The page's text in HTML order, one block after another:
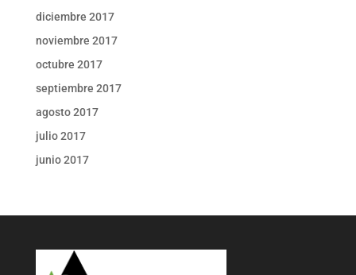
diciembre 2017
noviembre 2017
octubre 2017
septiembre 2017
agosto 2017
julio 2017
junio 2017